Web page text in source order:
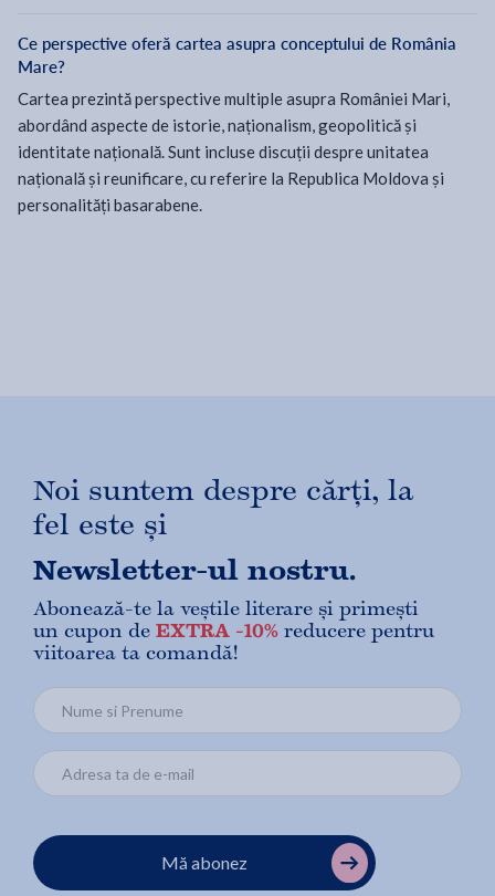
Ce perspective oferă cartea asupra conceptului de România
Mare?
Cartea prezintă perspective multiple asupra României Mari,
abordând aspecte de istorie, naționalism, geopolitică și
identitate națională. Sunt incluse discuții despre unitatea
națională și reunificare, cu referire la Republica Moldova și
personalități basarabene.
Noi suntem despre cărți, la
fel este și
Newsletter-ul nostru.
Abonează-te la veștile literare și primești
un cupon de EXTRA -10% reducere pentru
viitoarea ta comandă!
Mă abonez